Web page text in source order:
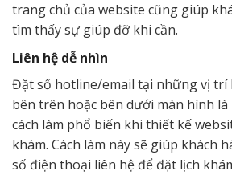
trang chủ của website cũng giúp
tìm thấy sự giúp đỡ khi cần.
Liên hệ dễ nhìn
Đặt số hotline/email tại những vị trí
bên trên hoặc bên dưới màn hình
cách làm phổ biến khi thiết kế
khám. Cách làm này sẽ giúp khách
số điện thoại liên hệ để đặt lịch